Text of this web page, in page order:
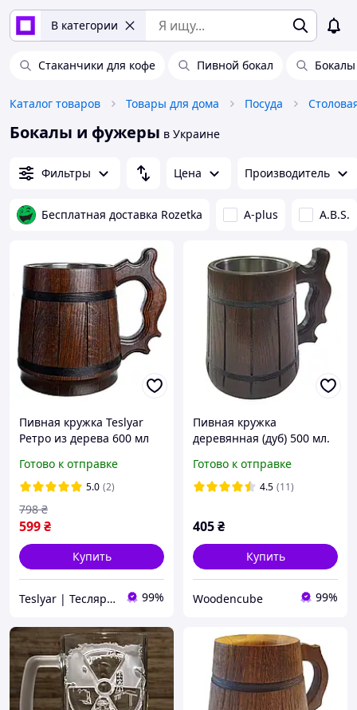
В категории
Стаканчики для кофе Пивной бокал
Каталог товаров Товары для дома Посуда
Бокалы и фужеры в Украине
Фильтры Цена Производитель
Бесплатная доставка Rozetka A-plus A.B.S.
Пивная кружка Teslyar
Ретро из дерева 600 мл
Готово к отправке
5.0 (2)
599₴
798 ₴
Купить
Teslyar | Тесляр | Всё для дома | Подарки | Опт 99%
Пивная кружка
деревянная (дуб) 500 мл.
Готово к отправке
4.5 (11)
405₴
Купить
Woodencube 99%